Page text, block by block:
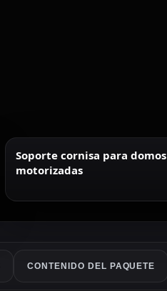
Soporte cornisa para domos
motorizadas
CONTENIDO DEL PAQUETE